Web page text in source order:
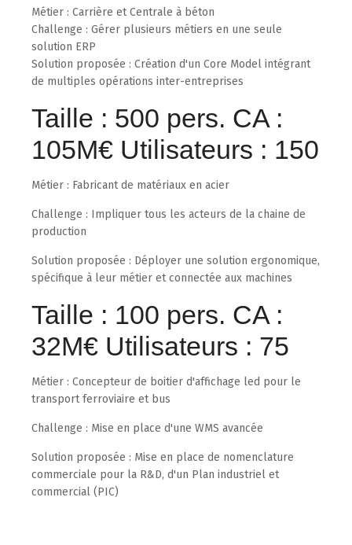
Métier : Carrière et Centrale à béton
Challenge : Gérer plusieurs métiers en une seule
solution ERP
Solution proposée : Création d'un Core Model intégrant
de multiples opérations inter-entreprises
Taille : 500 pers. CA :
105M€ Utilisateurs : 150
Métier : Fabricant de matériaux en acier
Challenge : Impliquer tous les acteurs de la chaine de
production
Solution proposée : Déployer une solution ergonomique,
spécifique à leur métier et connectée aux machines
Taille : 100 pers. CA :
32M€ Utilisateurs : 75
Métier : Concepteur de boitier d'affichage led pour le
transport ferroviaire et bus
Challenge : Mise en place d'une WMS avancée
Solution proposée : Mise en place de nomenclature
commerciale pour la R&D, d'un Plan industriel et
commercial (PIC)